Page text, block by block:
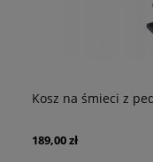
Kosz na śmieci z
189,00 zł